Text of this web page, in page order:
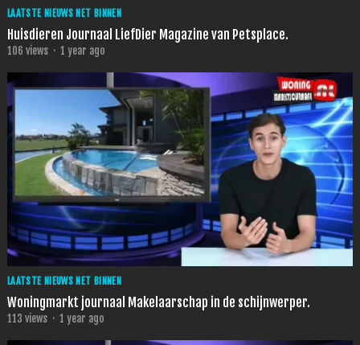
LAATSTE NIEUWS NET BINNEN
Huisdieren Journaal LiefDier Magazine van Petsplace.
106 views · 1 year ago
LAATSTE NIEUWS NET BINNEN
Woningmarkt journaal Makelaarschap in de schijnwerper.
113 views · 1 year ago